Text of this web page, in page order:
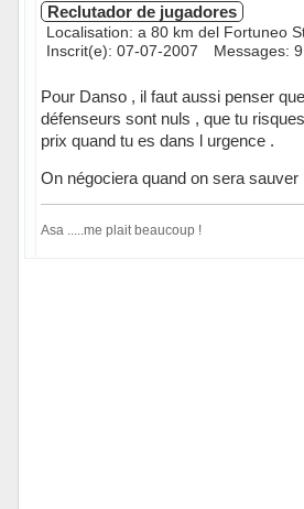
Reclutador de jugadores
Localisation: a 80 km del Fortuneo
Inscrit(e): 07-07-2007
Messages:
Pour Danso , il faut aussi penser
défenseurs sont nuls , que tu
prix quand tu es dans l urgence .
On négociera quand on sera sauver
Asa .....me plait beaucoup !